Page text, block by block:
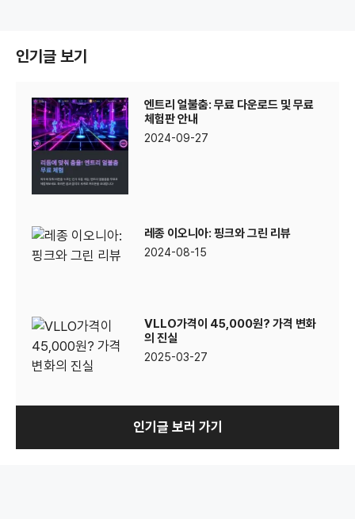
인기글 보기
엔트리 얼불춤: 무료 다운로드 및 무료
체험판 안내
2024-09-27
레종 이오니아: 핑크와 그린 리뷰
2024-08-15
VLLO가격이 45,000원? 가격 변화
의 진실
2025-03-27
인기글 보러 가기